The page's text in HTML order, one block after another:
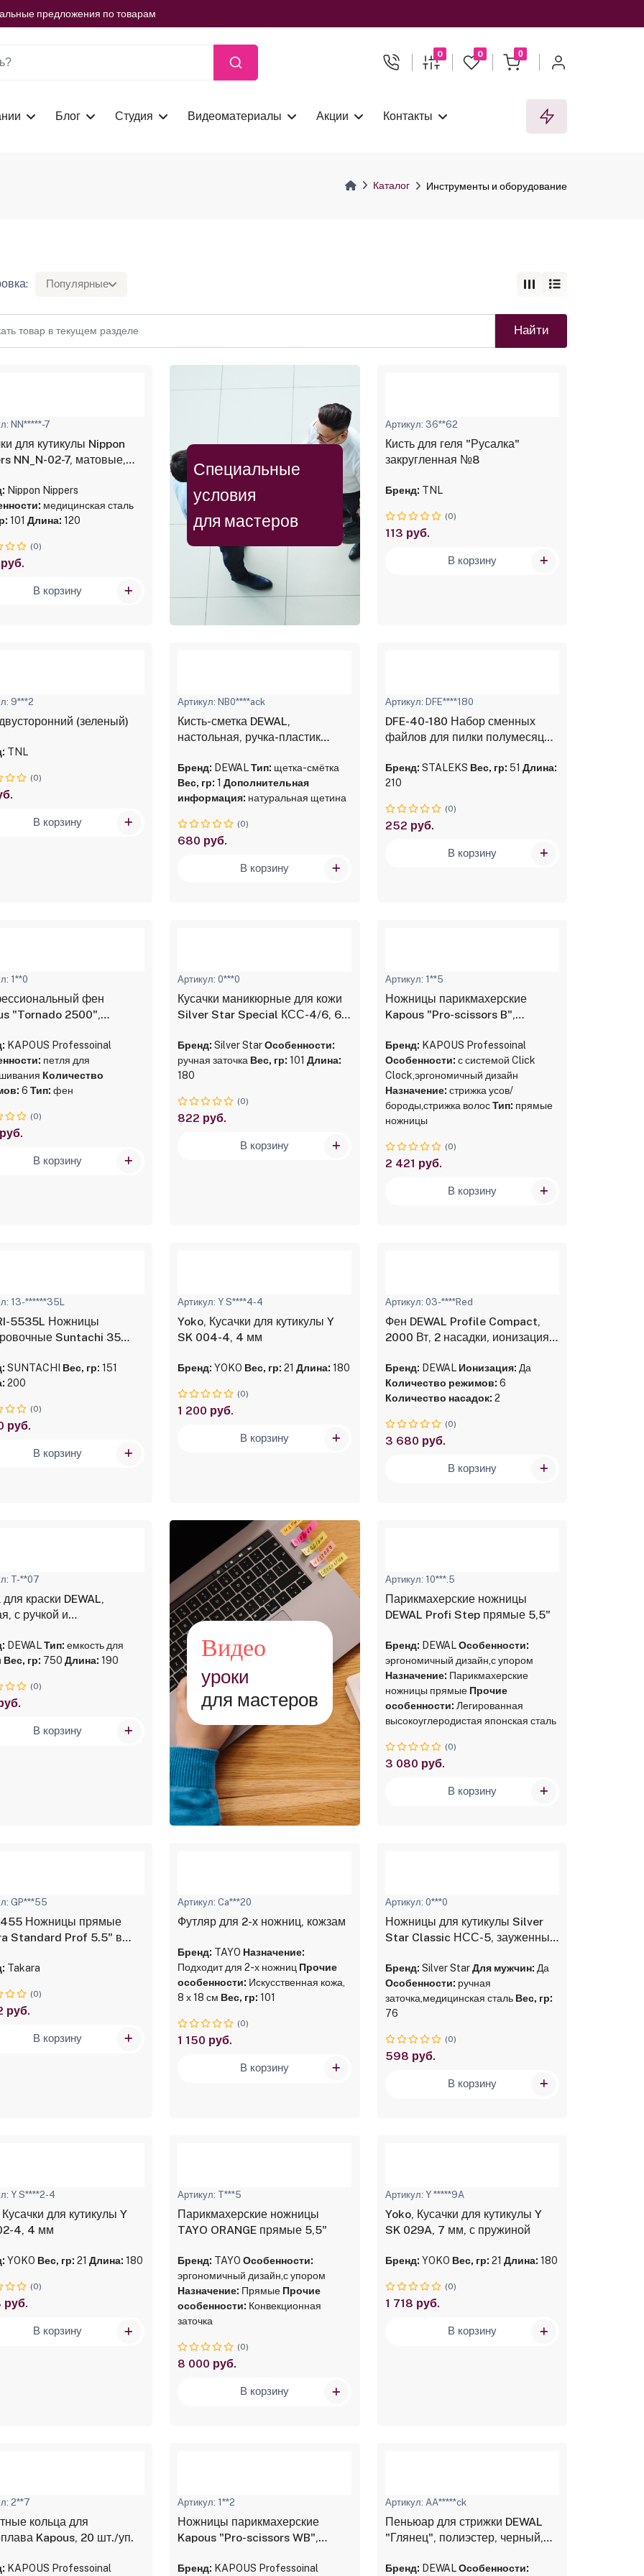
предложения по товарам
сейчас
0 0 0
Блог Студия Видеоматериалы Акции Контакты
Каталог Инструменты и оборудование
Популярные
Найти
NN*****-7
для кутикулы Nippon
NN_N-02-7, матовые,
Nippon Nippers
медицинская сталь
101 Длина: 120
(0)
В корзину
Специальные
условия
для мастеров
Артикул: 36**62
Кисть для геля "Русалка"
закругленная №8
Бренд: TNL
(0)
113 руб.
В корзину
9***2
(зеленый)
TNL
(0)
В корзину
Артикул: NB0****ack
Кисть-сметка DEWAL,
настольная, ручка-пластик
щетина
Бренд: DEWAL Тип: щетка-смётка
Вес, гр: 1 Дополнительная
информация: натуральная щетина
(0)
680 руб.
В корзину
Артикул: DFE****180
DFE-40-180 Набор сменных
файлов для пилки полумесяц
Бренд: STALEKS Вес, гр: 51 Длина:
210
(0)
252 руб.
В корзину
1**0
фен
"Tornado 2500",
KAPOUS Professoinal
петля для
Количество
6 Тип: фен
(0)
В корзину
Артикул: 0***0
Кусачки маникюрные для кожи
Silver Star Special КСС-4/6, 6
Бренд: Silver Star Особенности:
ручная заточка Вес, гр: 101 Длина:
180
(0)
822 руб.
В корзину
Артикул: 1**5
Ножницы парикмахерские
Kapous "Pro-scissors B",
Бренд: KAPOUS Professoinal
Особенности: с системой Click
Clock,эргономичный дизайн
Назначение: стрижка усов/
бороды,стрижка волосТип: прямые
ножницы
(0)
2 421 руб.
В корзину
13-******35L
5535L Ножницы
Suntachi 35
SUNTACHI Вес, гр: 151
200
(0)
руб.
В корзину
Артикул: Y S****4-4
Yoko, Кусачки для кутикулы Y
SK 004-4, 4 мм
Бренд: YOKO Вес, гр: 21 Длина: 180
(0)
1 200 руб.
В корзину
Артикул: 03-****Red
Фен DEWAL Profile Compact,
2000 Вт, 2 насадки, ионизация,
Бренд: DEWAL Ионизация: Да
Количество режимов: 6
Количество насадок: 2
(0)
3 680 руб.
В корзину
T-**07
краски DEWAL,
с ручкой и
мл
DEWALТип: емкость для
Вес, гр: 750 Длина: 190
(0)
В корзину
Видео
уроки
для мастеров
Артикул: 10***.5
Парикмахерские ножницы
DEWAL Profi Step прямые 5,5"
Бренд: DEWALОсобенности:
эргономичный дизайн,с упором
Назначение: Парикмахерские
ножницы прямые Прочие
особенности: Легированная
высокоуглеродистая японская сталь
(0)
3 080 руб.
В корзину
GP***55
Ножницы прямые
Standard Prof 5.5" в
Takara
(0)
руб.
В корзину
Артикул: Ca***20
Футляр для 2-х ножниц, кожзам
Бренд: TAYO Назначение:
Подходит для 2-х ножниц Прочие
особенности: Искусственная кожа,
8 х 18 см Вес, гр: 101
(0)
1 150 руб.
В корзину
Артикул: 0***0
Ножницы для кутикулы Silver
Star Classic НСС-5, зауженные
Бренд: Silver StarДля мужчин: Да
Особенности: ручная
заточка,медицинская сталь Вес, гр:
76
(0)
598 руб.
В корзину
Y S****2-4
для кутикулы Y
4, 4 мм
YOKO Вес, гр: 21 Длина: 180
(0)
руб.
В корзину
Артикул: T***5
Парикмахерские ножницы
TAYO ORANGE прямые 5,5"
Бренд: TAYO Особенности:
эргономичный дизайн,с упором
Назначение: Прямые Прочие
особенности: Конвекционная
заточка
(0)
8 000 руб.
В корзину
Артикул: Y *****9A
Yoko, Кусачки для кутикулы Y
SK 029A, 7 мм, с пружиной
Бренд: YOKO Вес, гр: 21 Длина: 180
(0)
1 718 руб.
В корзину
2**7
кольца для
Kapous, 20 шт./уп.
KAPOUS Professoinal
Артикул: 1**2
Ножницы парикмахерские
Kapous "Pro-scissors WB",
Бренд: KAPOUS Professoinal
Артикул: AA*****ck
Пеньюар для стрижки DEWAL
"Глянец", полиэстер, черный,
Бренд: DEWALОсобенности: